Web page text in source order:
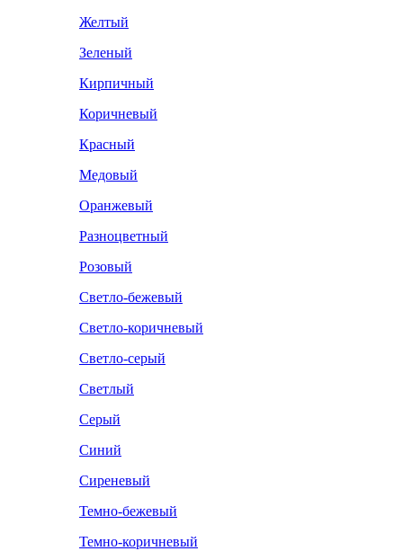
Желтый
Зеленый
Кирпичный
Коричневый
Красный
Медовый
Оранжевый
Разноцветный
Розовый
Светло-бежевый
Светло-коричневый
Светло-серый
Светлый
Серый
Синий
Сиреневый
Темно-бежевый
Темно-коричневый